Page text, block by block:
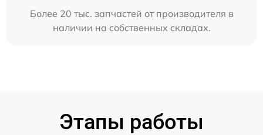
Более 20 тыс. запчастей от производителя в
наличии на собственных складах.
Этапы работы